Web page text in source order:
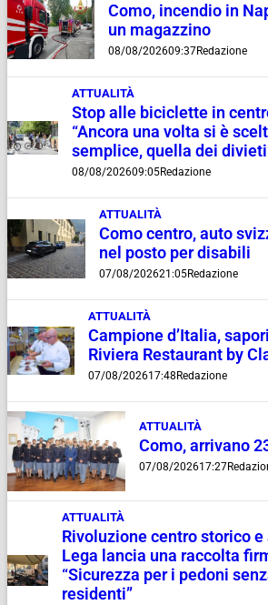
Como, incendio in
un magazzino
08/08/202609:37Redazione
ATTUALITÀ
Stop alle biciclette in
“Ancora una volta si è
semplice, quella dei
08/08/202609:05Redazione
ATTUALITÀ
Como centro, auto
nel posto per disabili
07/08/202621:05Redazione
ATTUALITÀ
Campione d’Italia,
Riviera Restaurant by
07/08/202617:48 Redazione
ATTUALITÀ
Como, arrivano
07/08/202617:27
ATTUALITÀ
Rivoluzione centro storico
Lega lancia una raccolta
“Sicurezza per i pedoni
residenti”